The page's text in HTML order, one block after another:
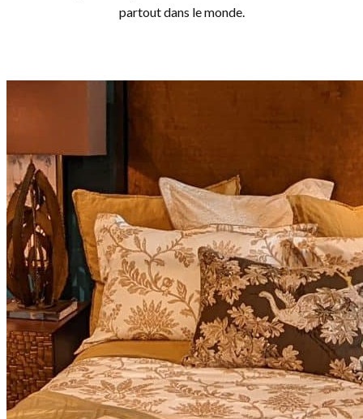
partout dans le monde.